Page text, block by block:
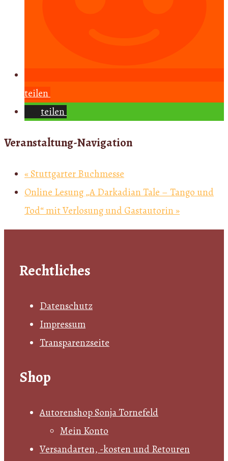
teilen
teilen
Veranstaltung-Navigation
«Stuttgarter Buchmesse
Online Lesung „A Darkadian Tale – Tango und
Tod“ mit Verlosung und Gastautorin»
Rechtliches
Datenschutz
Impressum
Transparenzseite
Shop
Autorenshop Sonja Tornefeld
Mein Konto
Versandarten, -kosten und Retouren